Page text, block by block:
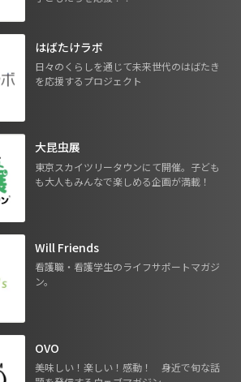
はばたけラボ
日々のくらしを通じて未来世代のはばたき
を応援するプロジェクト
大昆虫展
東京スカイツリータウンにて開催。子ども
も大人もみんなで楽しめる企画が満載！
Will Friends
看護職・看護学生のライフサポートマガジ
ン。
OVO
美味しい！楽しい！感動！ 身近で旬な話